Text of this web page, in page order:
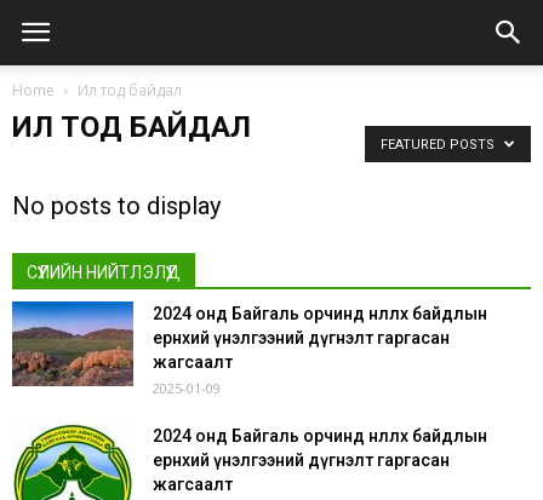
Home Ил тод байдал
ИЛ ТОД БАЙДАЛ
FEATURED POSTS
No posts to display
СҮҮЛИЙН НИЙТЛЭЛҮҮД
2024 онд Байгаль орчинд нөлөөлөх байдлын
ерөнхий үнэлгээний дүгнэлт гаргасан
жагсаалт
2025-01-09
2024 онд Байгаль орчинд нөлөөлөх байдлын
ерөнхий үнэлгээний дүгнэлт гаргасан
жагсаалт